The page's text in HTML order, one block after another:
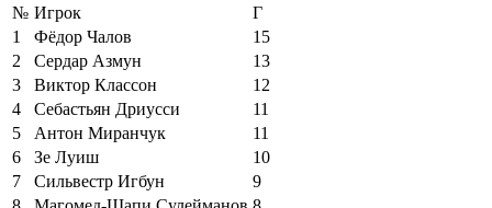
№ Игрок
Г
1
Фёдор Чалов
15
2
Сердар Азмун
13
3
Виктор Классон
12
4
Себастьян Дриусси
11
5
Антон Миранчук
11
6
Зе Луиш
10
7
Сильвестр Игбун
9